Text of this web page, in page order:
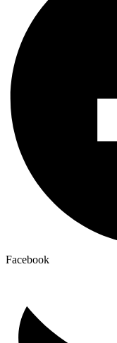
Facebook